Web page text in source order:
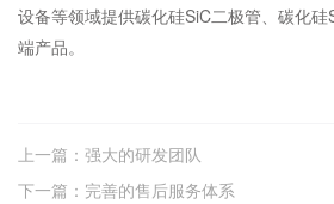
设备等领域提供碳化硅SiC二极管、碳化
端产品。
上一篇： 强大的研发团队
下一篇： 完善的售后服务体系